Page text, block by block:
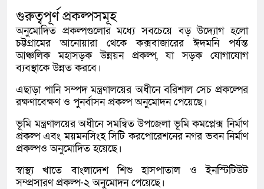
গুরুত্বপূর্ণ প্রকল্পসমূহ
অনুমোদিত প্রকল্পগুলোর মধ্যে সবচেয়ে বড় উদ্যোগ হলো
চট্টগ্রামের আনোয়ারা থেকে কক্সবাজারের ঈদমনি পর্যন্ত
আঞ্চলিক মহাসড়ক উন্নয়ন প্রকল্প, যা সড়ক যোগাযোগ
ব্যবস্থাকে উন্নত করবে।
এছাড়া পানি সম্পদ মন্ত্রণালয়ের অধীনে বরিশাল সেচ প্রকল্পের
রক্ষণাবেক্ষণ ও পুনর্বাসন প্রকল্প অনুমোদন পেয়েছে।
ভূমি মন্ত্রণালয়ের অধীনে সমন্বিত উপজেলা ভূমি কমপ্লেক্স নির্মাণ
প্রকল্প এবং ময়মনসিংহ সিটি করপোরেশনের নগর ভবন নির্মাণ
প্রকল্পও অনুমোদিত হয়েছে।
স্বাস্থ্য খাতে বাংলাদেশ শিশু হাসপাতাল ও ইনস্টিটিউট
সম্প্রসারণ প্রকল্প-২ অনুমোদন পেয়েছে।